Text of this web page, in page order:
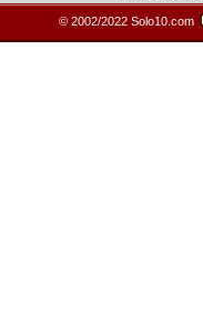
© 2002/2022 Solo10.com